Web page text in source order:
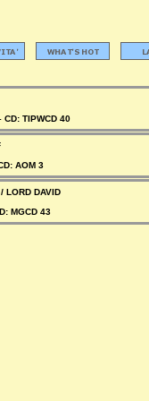
CD: TIPWCD 40
AOM 3
LORD DAVID
MGCD 43